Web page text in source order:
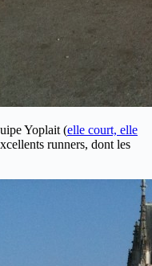
Yoplait (elle court, elle
runners, dont les